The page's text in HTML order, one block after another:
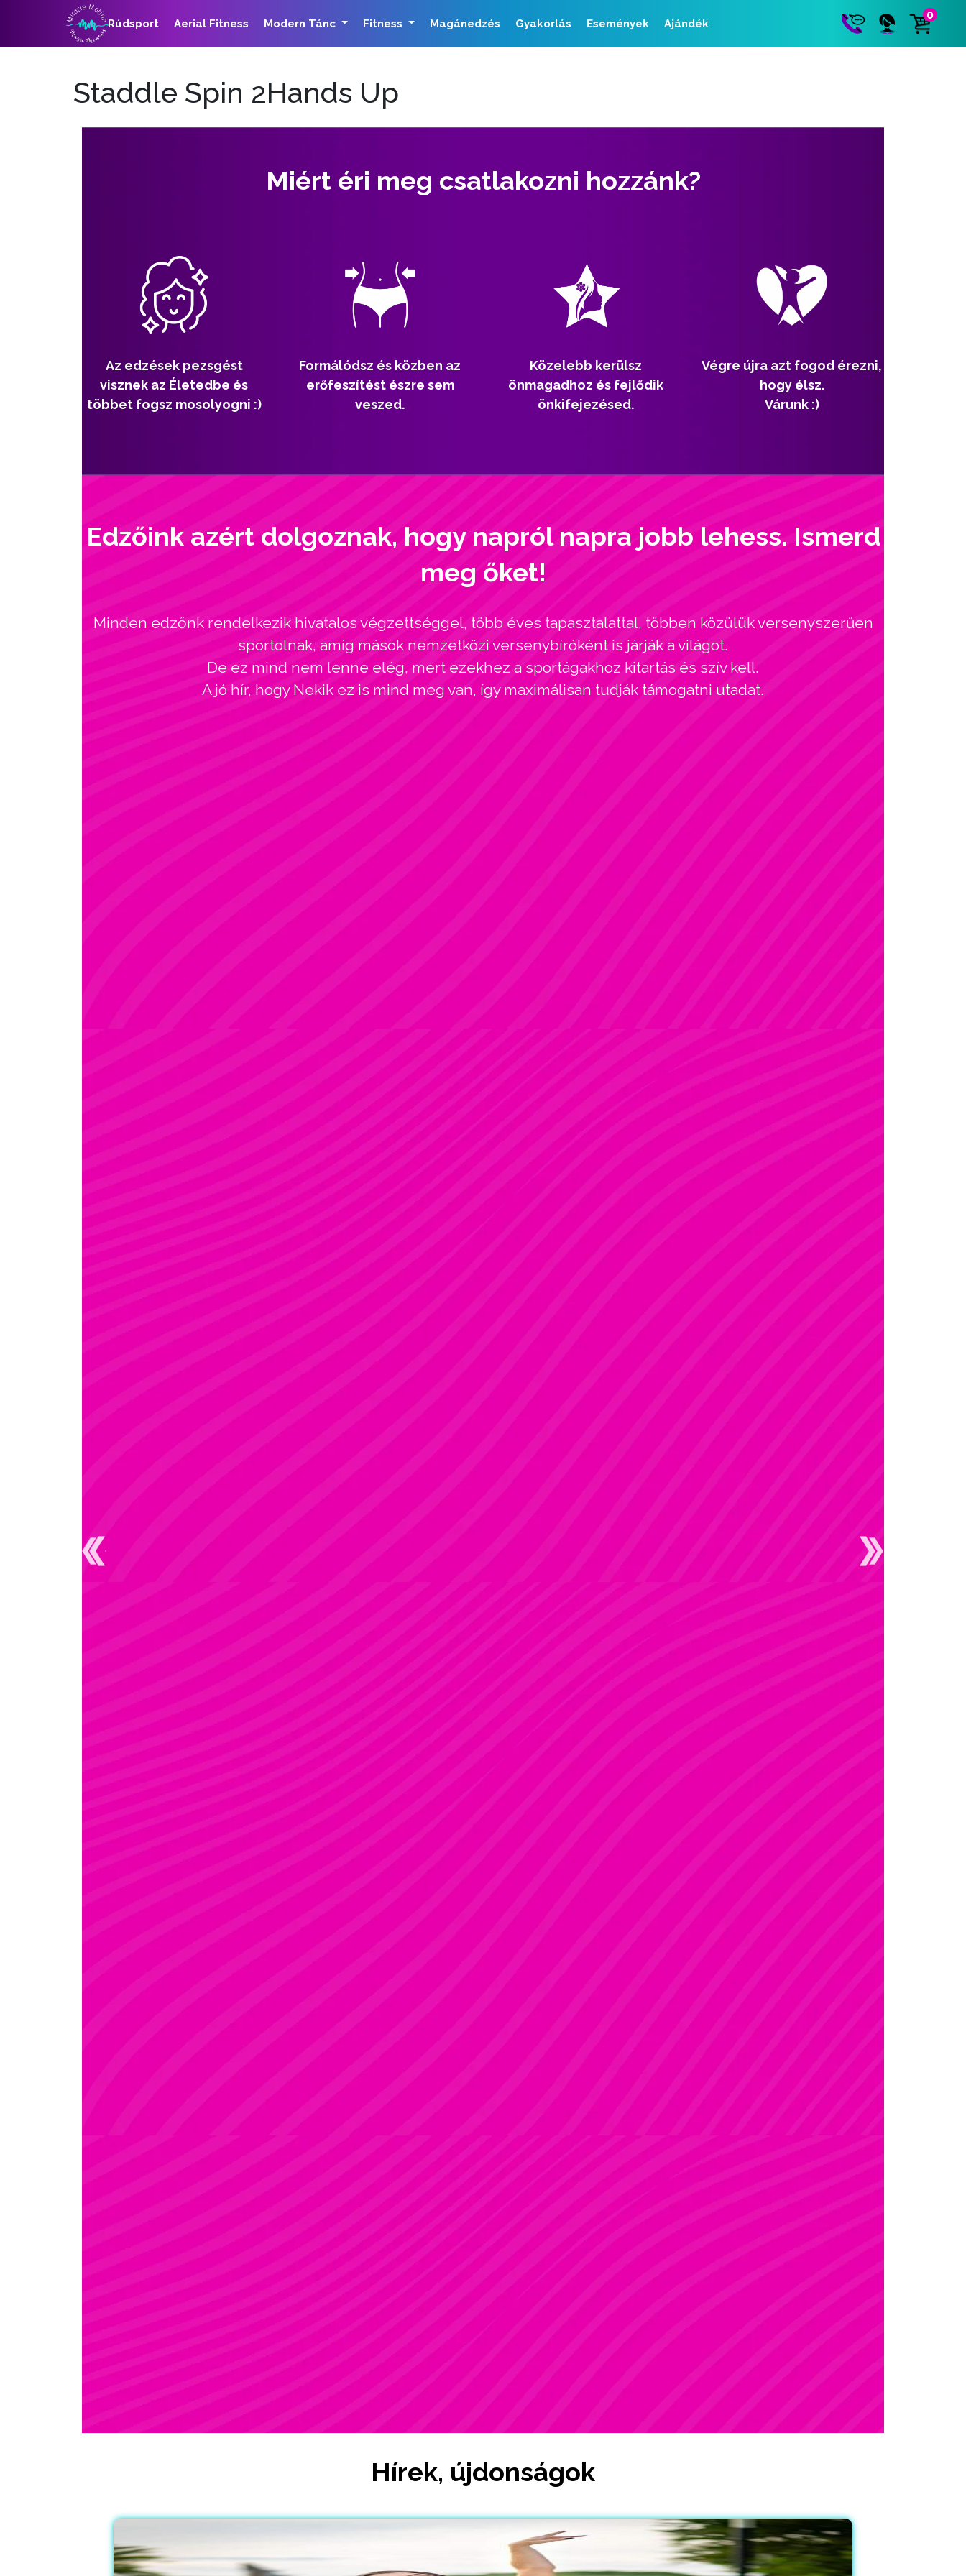
Rúdsport Aerial Fitness Modern Tánc Fitness Magánedzés Gyakorlás Események Ajándék
0
Staddle Spin 2Hands Up
Miért éri meg csatlakozni hozzánk?
Az edzések pezsgést
visznek az Életedbe és
többet fogsz mosolyogni :)
Formálódsz és közben az
erőfeszítést észre sem
veszed.
Közelebb kerülsz
önmagadhoz és fejlődik
önkifejezésed.
Végre újra azt fogod érezni,
hogy élsz.
Várunk :)
Edzőink azért dolgoznak, hogy napról napra jobb lehess. Ismerd
meg őket!
Minden edzőnk rendelkezik hivatalos végzettséggel, több éves tapasztalattal, többen közülük versenyszerűen
sportolnak, amíg mások nemzetközi versenybíróként is járják a világot.
De ez mind nem lenne elég, mert ezekhez a sportágakhoz kitartás és szív kell.
A jó hír, hogy Nekik ez is mind meg van, így maximálisan tudják támogatni utadat.
Hírek, újdonságok